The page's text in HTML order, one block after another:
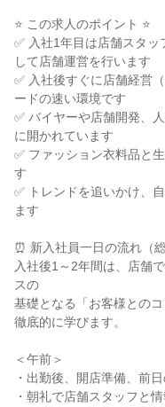
⭐ この求人のポイント ⭐
✅ 入社1年目は店舗スタ
して店舗運営を行います
✅ 入社後すぐに店舗経営
ードの速い環境です
✅ バイヤーや店舗開発、
に開かれています
✅ ファッション衣料品と
す
✅ トレンドを追いかけ、
ます
⏰ 新入社員一日の流れ（
入社後1～2年間は、店舗
スの
基礎となる「お客様との
徹底的に学びます。
＜午前＞
・出勤後、開店準備、前
・朝礼で店舗スタッフと